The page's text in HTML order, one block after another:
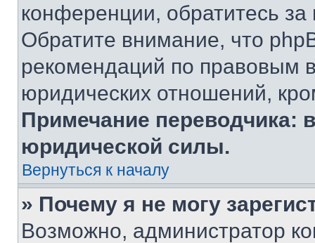
конференции, обратитесь
Обратите внимание, что
рекомендаций по правовым
юридических отношений,
Примечание переводчика:
юридической силы.
Вернуться к началу
» Почему я не могу
Возможно, администратор